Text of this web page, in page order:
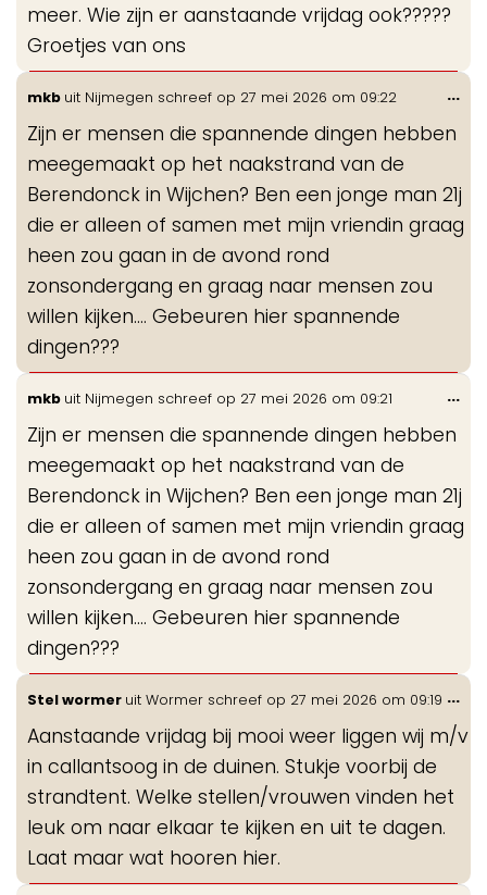
meer. Wie zijn er aanstaande vrijdag ook?????
Groetjes van ons
mkb uit Nijmegen schreef op 27 mei 2026 om 09:22
Zijn er mensen die spannende dingen hebben
meegemaakt op het naakstrand van de
Berendonck in Wijchen? Ben een jonge man 21j
die er alleen of samen met mijn vriendin graag
heen zou gaan in de avond rond
zonsondergang en graag naar mensen zou
willen kijken…. Gebeuren hier spannende
dingen???
...
mkb uit Nijmegen schreef op 27 mei 2026 om 09:21
Zijn er mensen die spannende dingen hebben
meegemaakt op het naakstrand van de
Berendonck in Wijchen? Ben een jonge man 21j
die er alleen of samen met mijn vriendin graag
heen zou gaan in de avond rond
zonsondergang en graag naar mensen zou
willen kijken…. Gebeuren hier spannende
dingen???
...
Stel wormer uit Wormer schreef op 27 mei 2026 om 09:19
Aanstaande vrijdag bij mooi weer liggen wij m/v
in callantsoog in de duinen. Stukje voorbij de
strandtent. Welke stellen/vrouwen vinden het
leuk om naar elkaar te kijken en uit te dagen.
Laat maar wat hooren hier.
...